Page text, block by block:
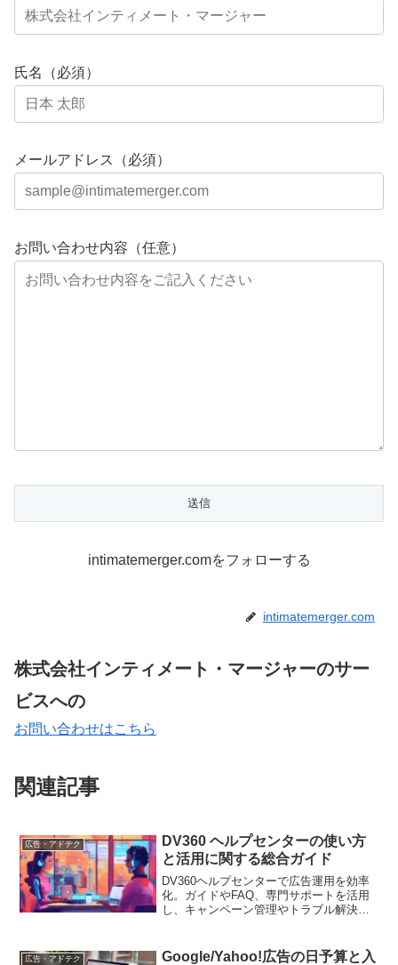
氏名（必須）
メールアドレス（必須）
お問い合わせ内容（任意）
intimatemerger.comをフォローする
intimatemerger.com
株式会社インティメート・マージャーのサー
ビスへの
お問い合わせはこちら
関連記事
広告・アドテク
DV360 ヘルプセンターの使い方
と活用に関する総合ガイド
DV360ヘルプセンターで広告運用を効率
化。ガイドやFAQ、専門サポートを活用
し、キャンペーン管理やトラブル解決を
広告・アドテク
Google/Yahoo!広告の日予算と入